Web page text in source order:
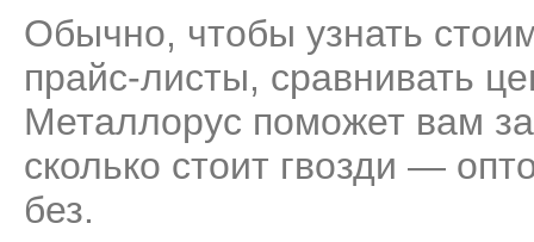
Обычно, чтобы узнать
прайс-листы, сравнивать
Металлорус поможет вам
сколько стоит гвозди —
без.